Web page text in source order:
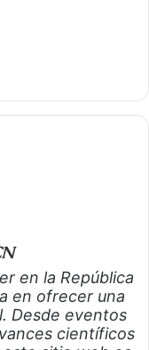
en la República
en ofrecer una
Desde eventos
científicos